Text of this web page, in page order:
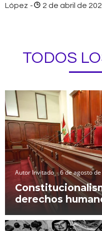
López - 2 de abril de
TODOS
Autor Invitado 6 de agosto
derechos